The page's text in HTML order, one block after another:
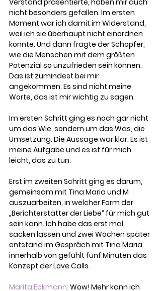
Verstand präsentierte, haben mir auch
nicht besonders gefallen. Im ersten
Moment war ich damit im Widerstand,
weil ich sie überhaupt nicht einordnen
konnte. Und dann fragte der Schöpfer,
wie die Menschen mit dem größten
Potenzial so unzufrieden sein können.
Das ist zumindest bei mir
angekommen. Es sind nicht meine
Worte, das ist mir wichtig zu sagen.
Im ersten Schritt ging es noch gar nicht
um das Wie, sondern um das Was, die
Umsetzung. Die Aussage war klar: Es ist
meine Aufgabe und es ist für mich
leicht, das zu tun.
Erst im zweiten Schritt ging es darum,
gemeinsam mit Tina Maria und M
auszuarbeiten, in welcher Form der
„Berichterstatter der Liebe“ für mich gut
sein kann. Ich habe das erst mal
sacken lassen und zwei Wochen später
entstand im Gespräch mit Tina Maria
innerhalb von gefühlt fünf Minuten das
Konzept der Love Calls.
Marita Eckmann: Wow! Mehr kann ich